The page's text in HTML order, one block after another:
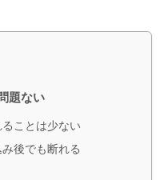
題ない
ことは少ない
後でも断れる